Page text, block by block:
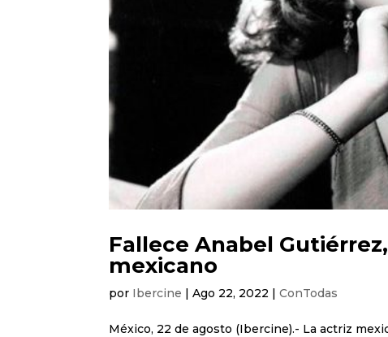
Fallece Anabel
mexicano
por Ibercine |Ago 22, 2022 |ConTodas
México, 22 de agosto (Ibercine).- La actriz